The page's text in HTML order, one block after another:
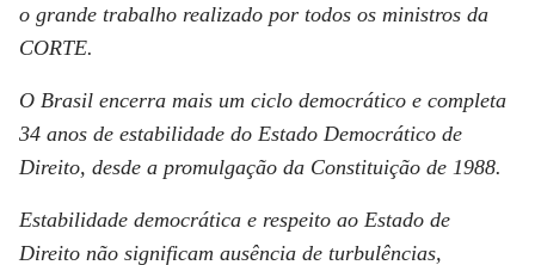
o grande trabalho realizado por todos os ministros da
CORTE.
O Brasil encerra mais um ciclo democrático e completa
34 anos de estabilidade do Estado Democrático de
Direito, desde a promulgação da Constituição de 1988.
Estabilidade democrática e respeito ao Estado de
Direito não significam ausência de turbulências,